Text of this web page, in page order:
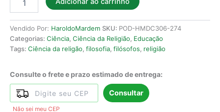
Vendido Por: HaroldoMardem SKU: POD-HMDC306-274
Categorias: Ciência, Ciência da Religião, Educação
Tags: Ciência da religão, filosofia, filósofos, religião
Consulte o frete e prazo estimado de entrega:
Consultar
Não sei meu CEP